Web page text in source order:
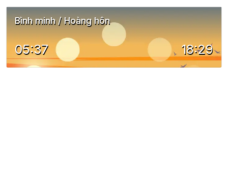
Bình minh / Hoàng hôn
05:37 18:29